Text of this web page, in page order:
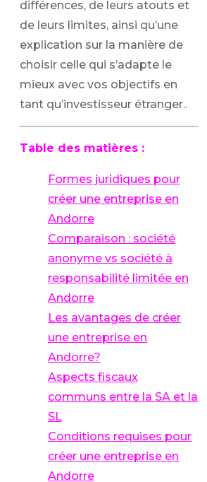
différences, de leurs atouts et
de leurs limites, ainsi qu’une
explication sur la manière de
choisir celle qui s’adapte le
mieux avec vos objectifs en
tant qu’investisseur étranger..
Table des matières :
Formes juridiques pour
créer une entreprise en
Andorre
Comparaison : société
anonyme vs société à
responsabilité limitée en
Andorre
Les avantages de créer
une entreprise en
Andorre?
Aspects fiscaux
communs entre la SA et la
SL
Conditions requises pour
créer une entreprise en
Andorre